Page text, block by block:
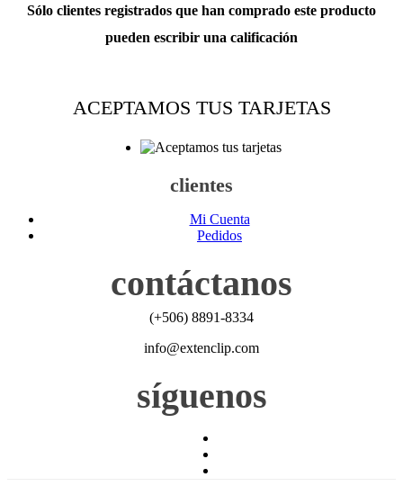
Sólo clientes registrados que han comprado este producto
pueden escribir una calificación
ACEPTAMOS TUS TARJETAS
clientes
Mi Cuenta
Pedidos
contáctanos
(+506) 8891-8334
info@extenclip.com
síguenos